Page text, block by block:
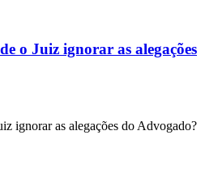
o Juiz ignorar as alegações
ignorar as alegações do Advogado?